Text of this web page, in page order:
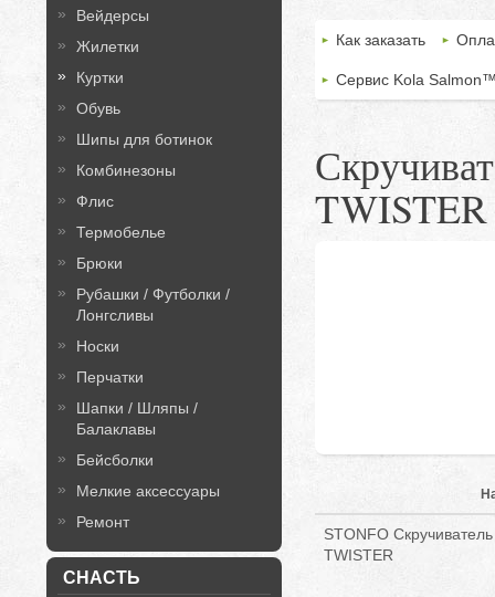
Вейдерсы
Жилетки
Куртки
Обувь
Шипы для ботинок
Комбинезоны
Флис
Термобелье
Брюки
Рубашки / Футболки /
Лонгсливы
Носки
Перчатки
Шапки / Шляпы /
Балаклавы
Бейсболки
Мелкие аксессуары
Ремонт
СНАСТЬ
Как заказать
Сервис Kola
TWISTER
STONFO
TWISTER